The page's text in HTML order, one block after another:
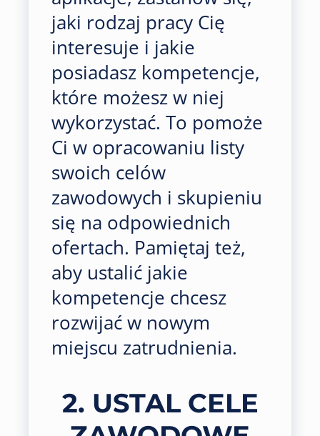
jaki rodzaj pracy Cię
interesuje i jakie
posiadasz kompetencje,
które możesz w niej
wykorzystać. To pomoże
Ci w opracowaniu listy
swoich celów
zawodowych i skupieniu
się na odpowiednich
ofertach. Pamiętaj też,
aby ustalić jakie
kompetencje chcesz
rozwijać w nowym
miejscu zatrudnienia.
2. USTAL CELE